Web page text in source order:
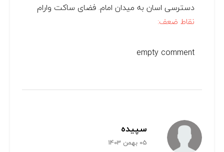
دسترسی اسان به میدان امام. فضای ساکت وارام
نقاط ضعف:
empty comment
سپیده
05 بهمن 1403